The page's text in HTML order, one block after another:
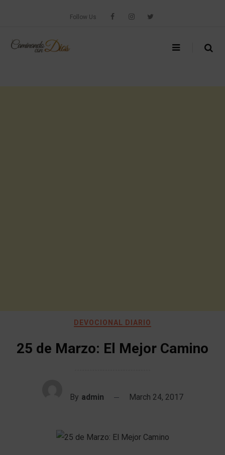
Follow Us
DEVOCIONAL DIARIO
25 de Marzo: El Mejor Camino
By admin March 24, 2017